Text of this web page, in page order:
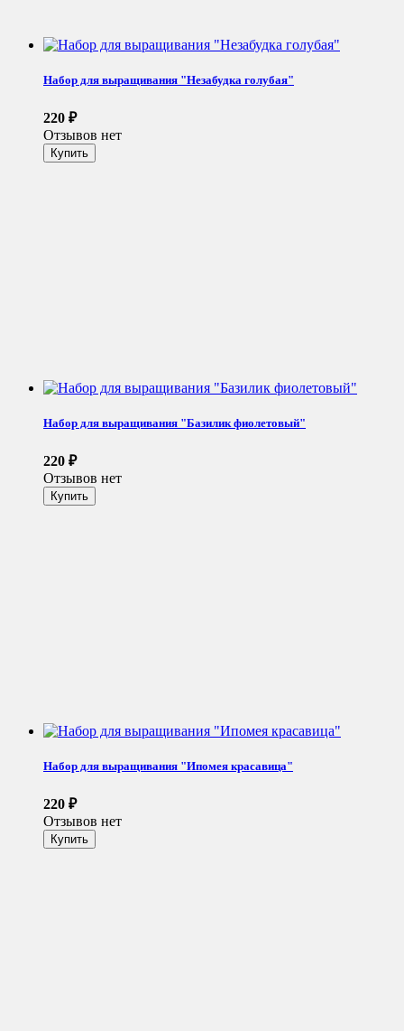
Набор для выращивания "Незабудка голубая"
220 ₽
Отзывов нет
Набор для выращивания "Базилик фиолетовый"
220 ₽
Отзывов нет
Набор для выращивания "Ипомея красавица"
220 ₽
Отзывов нет